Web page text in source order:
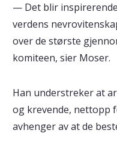
— Det blir
verdens
over de største
komiteen, sier Moser.
Han understreker at
og krevende, nettopp
avhenger av at de